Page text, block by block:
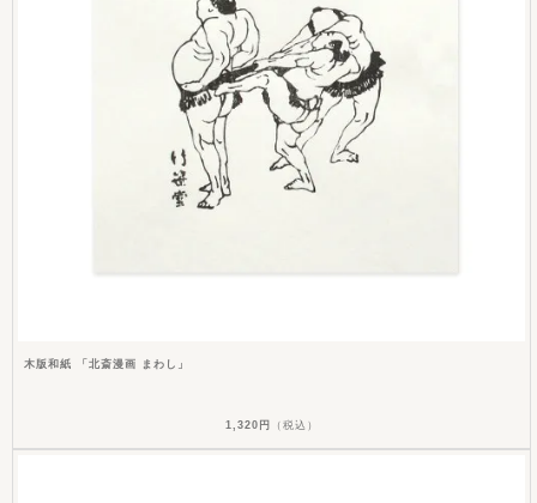
木版和紙 「北斎漫画 まわし」
1,320円 （税込）